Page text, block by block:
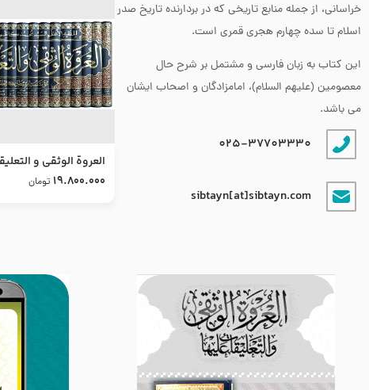
خراسانی، از جمله منابع تاریخی که در بردارنده تاریخ صدر
اسلام تا سده چهارم هجری قمری است.
این کتاب به زبان فارسی و مشتمل بر شرح حال
معصومین (علیهم السلام)، امامزادگان و اصحاب ایشان
می باشد.
025-37703330
sibtayn[at]sibtayn.com
العروة الوثقى و
طرح جدید
19.800.000 تومان